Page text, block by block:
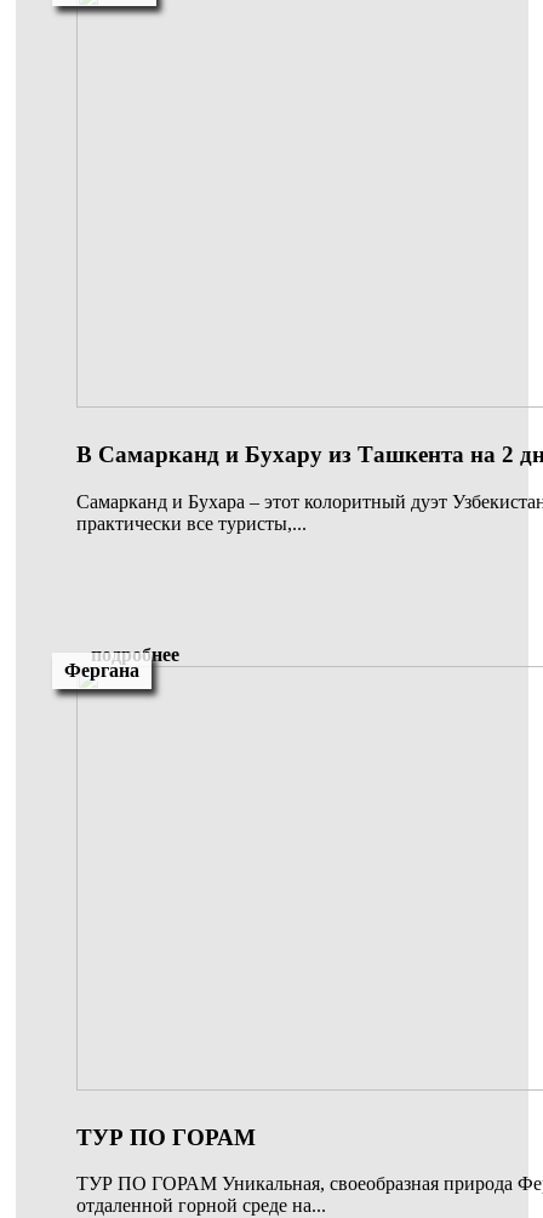
В Самарканд и Бухару из Ташкента на 2
Самарканд и Бухара – этот колоритный дуэт
практически все туристы,...
подробнее
Фергана
ТУР ПО ГОРАМ
ТУР ПО ГОРАМ Уникальная, своеобразная природа
отдаленной горной среде на...